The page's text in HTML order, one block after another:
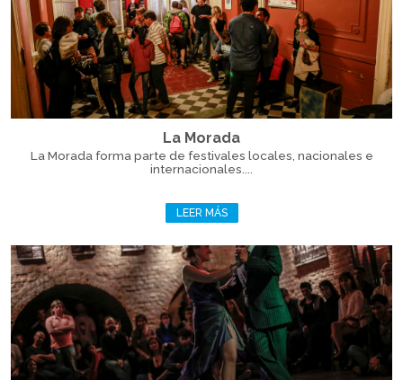
La Morada
La Morada forma parte de festivales locales, nacionales e
internacionales....
LEER MÁS